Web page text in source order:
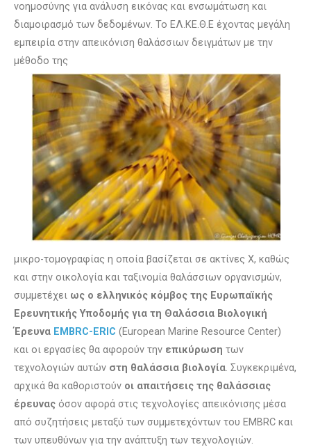
νοημοσύνης για ανάλυση εικόνας και ενσωμάτωση και
διαμοιρασμό των δεδομένων. Το ΕΛ.ΚΕ.Θ.Ε έχοντας μεγάλη
εμπειρία στην απεικόνιση θαλάσσιων δειγμάτων με την
μέθοδο της
μικρο-τομογραφίας η οποία βασίζεται σε ακτίνες Χ, καθώς
και στην οικολογία και ταξινομία θαλάσσιων οργανισμών,
συμμετέχει ως ο ελληνικός κόμβος της Ευρωπαϊκής
Ερευνητικής Υποδομής για τη Θαλάσσια Βιολογική
Έρευνα EMBRC-ERIC (European Marine Resource Center)
και οι εργασίες θα αφορούν την επικύρωση των
τεχνολογιών αυτών στη θαλάσσια βιολογία. Συγκεκριμένα,
αρχικά θα καθοριστούν οι απαιτήσεις της θαλάσσιας
έρευνας όσον αφορά στις τεχνολογίες απεικόνισης μέσα
από συζητήσεις μεταξύ των συμμετεχόντων του EMBRC και
των υπευθύνων για την ανάπτυξη των τεχνολογιών.